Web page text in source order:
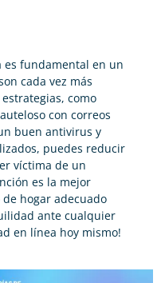
es fundamental en un
cada vez más
como
con correos
buen antivirus y
puedes reducir
víctima de un
es la mejor
hogar adecuado
ante cualquier
en línea hoy mismo!